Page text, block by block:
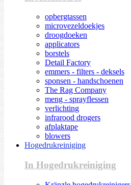
opbergtassen
microvezeldoekjes
droogdoeken
applicators
borstels
Detail Factory
emmers - filters - deksels
sponsen - handschoenen
The Rag Company
meng - sprayflessen
verlichting
infrarood drogers
afplaktape
blowers
Hogedrukreiniging
In Hogedrukreiniging